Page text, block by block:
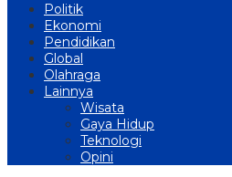
Politik
Ekonomi
Pendidikan
Global
Olahraga
Lainnya
Wisata
Gaya Hidup
Teknologi
Opini